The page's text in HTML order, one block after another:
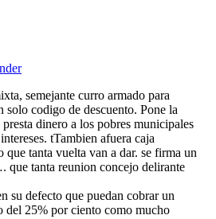
semejante curro armado para
solo codigo de descuento. Pone la
dinero a los pobres municipales
tTambien afuera caja
tanta vuelta van a dar. se firma un
que tanta reunion concejo delirante
su defecto que puedan cobrar un
del 25% por ciento como mucho